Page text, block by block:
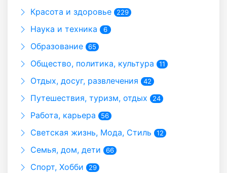
Красота и здоровье 229
Наука и техника 6
Образование 65
Общество, политика, культура 11
Отдых, досуг, развлечения 42
Путешествия, туризм, отдых 24
Работа, карьера 56
Светская жизнь, Мода, Стиль 12
Семья, дом, дети 66
Спорт, Хобби 29